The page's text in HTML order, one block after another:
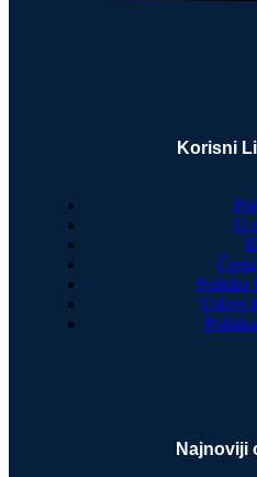
Korisni
O
Politika
Uslovi
Najnoviji